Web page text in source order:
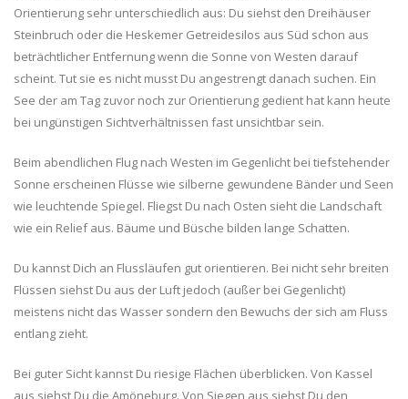
Orientierung sehr unterschiedlich aus: Du siehst den Dreihäuser
Steinbruch oder die Heskemer Getreidesilos aus Süd schon aus
beträchtlicher Entfernung wenn die Sonne von Westen darauf
scheint. Tut sie es nicht musst Du angestrengt danach suchen. Ein
See der am Tag zuvor noch zur Orientierung gedient hat kann heute
bei ungünstigen Sichtverhältnissen fast unsichtbar sein.
Beim abendlichen Flug nach Westen im Gegenlicht bei tiefstehender
Sonne erscheinen Flüsse wie silberne gewundene Bänder und Seen
wie leuchtende Spiegel. Fliegst Du nach Osten sieht die Landschaft
wie ein Relief aus. Bäume und Büsche bilden lange Schatten.
Du kannst Dich an Flussläufen gut orientieren. Bei nicht sehr breiten
Flüssen siehst Du aus der Luft jedoch (außer bei Gegenlicht)
meistens nicht das Wasser sondern den Bewuchs der sich am Fluss
entlang zieht.
Bei guter Sicht kannst Du riesige Flächen überblicken. Von Kassel
aus siehst Du die Amöneburg. Von Siegen aus siehst Du den